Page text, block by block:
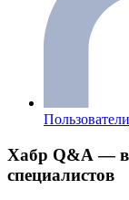
Пользователи
Хабр Q&A —
специалистов